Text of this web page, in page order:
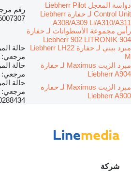
دواسة المعجل Liebherr Pilot
Control Unit لـ حفارة Liebherr
A308/A309 Li/A310/A311
/ 5008297
رأس مجموعة الأسطوانات لـ حفارة
Liebherr 902 LITRONIK 904
مبرد بيني لـ حفارة Liebherr LH22
M
حالة
مرجعي: 1017553
مبرد الزيت Maximus لـ حفارة
Liebherr A904
حالة
مرجعي: NCP0127 7024301
مبرد الزيت Maximus لـ حفارة
Liebherr A900
حالة
شركة